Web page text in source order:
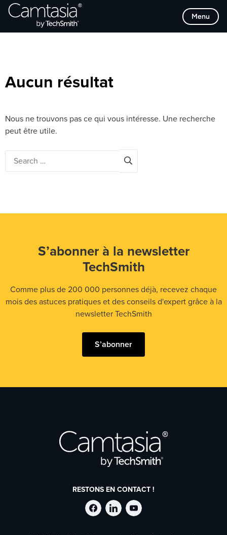
Passer
directement
Menu
Browse Categories
Aucun résultat
Nous ne trouvons pas ce qui vous intéresse. Une recherche
peut être utile.
S’abonner à la newsletter
TechSmith
Comme plus de 200 000 personnes déjà, recevez chaque
mois des astuces pratiques et des conseils d'expert grâce à la
newsletter TechSmith
S’abonner
RESTONS EN CONTACT !
Suivre
SuivreSuivre